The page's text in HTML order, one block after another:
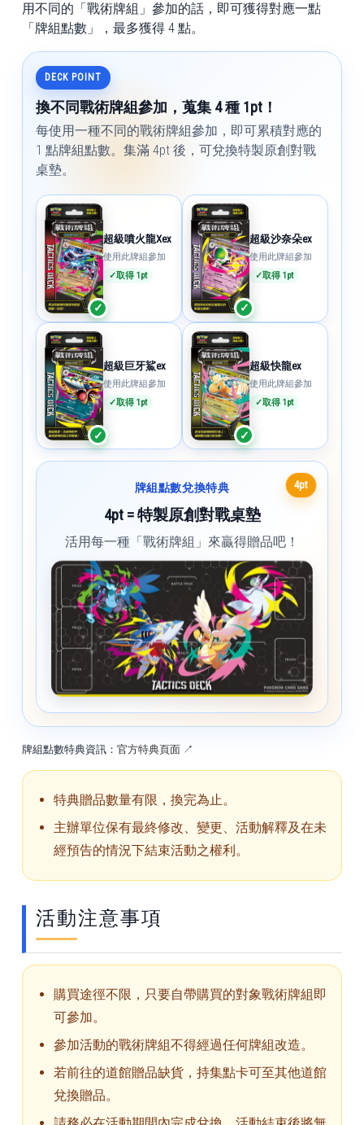
用不同的「戰術牌組」參加的話，即可獲得對應一點
「牌組點數」，最多獲得 4 點。
DECK POINT
換不同戰術牌組參加，蒐集 4 種 1pt！
每使用一種不同的戰術牌組參加，即可累積對應的
1 點牌組點數。集滿 4pt 後，可兌換特製原創對戰
桌墊。
超級噴火龍Xex
使用此牌組參加
✓取得 1pt
超級沙奈朵ex
使用此牌組參加
✓取得 1pt
超級巨牙鯊ex
使用此牌組參加
✓取得 1pt
超級快龍ex
使用此牌組參加
✓取得 1pt
牌組點數兌換特典
4pt = 特製原創對戰桌墊
活用每一種「戰術牌組」來贏得贈品吧！
牌組點數特典資訊： 官方特典頁面 ↗
特典贈品數量有限，換完為止。
主辦單位保有最終修改、變更、活動解釋及在未
經預告的情況下結束活動之權利。
活動注意事項
購買途徑不限，只要自帶購買的對象戰術牌組即
可參加。
參加活動的戰術牌組不得經過任何牌組改造。
若前往的道館贈品缺貨，持集點卡可至其他道館
兌換贈品。